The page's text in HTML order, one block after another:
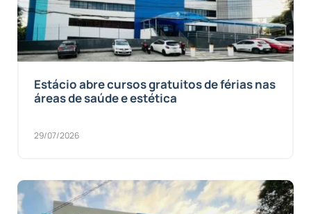
Estácio abre cursos gratuitos de férias nas
áreas de saúde e estética
29/07/2026